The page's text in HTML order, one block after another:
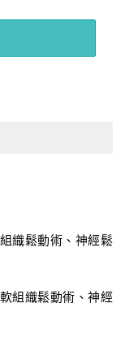
織鬆動術、神經鬆
組織鬆動術、神經